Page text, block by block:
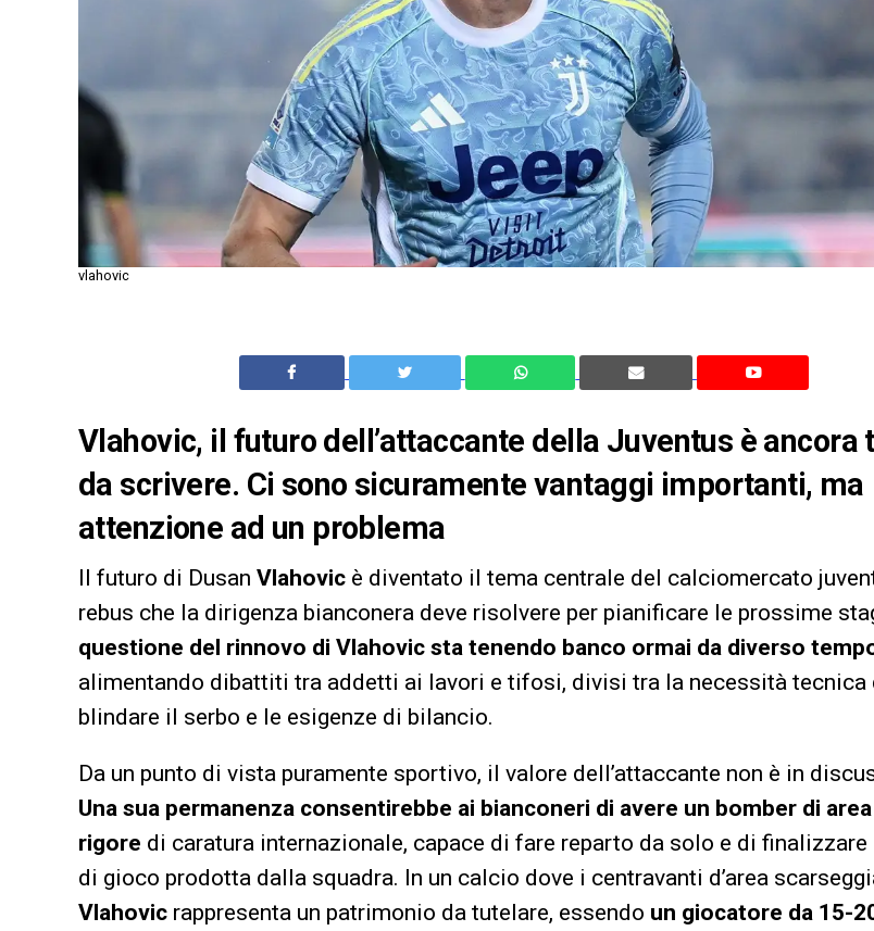
vlahovic
Vlahovic, il futuro dell’attaccante della Juventus è ancora
da scrivere. Ci sono sicuramente vantaggi importanti, ma
attenzione ad un problema
Il futuro di Dusan Vlahovic è diventato il tema centrale del calciomercato
rebus che la dirigenza bianconera deve risolvere per pianificare le prossime
questione del rinnovo di Vlahovic sta tenendo banco ormai da diverso
alimentando dibattiti tra addetti ai lavori e tifosi, divisi tra la necessità tecnica
blindare il serbo e le esigenze di bilancio.
Da un punto di vista puramente sportivo, il valore dell’attaccante non è in
Una sua permanenza consentirebbe ai bianconeri di avere un bomber di
rigore di caratura internazionale, capace di fare reparto da solo e di finalizzare
di gioco prodotta dalla squadra. In un calcio dove i centravanti d’area
Vlahovic rappresenta un patrimonio da tutelare, essendo un giocatore da 15-